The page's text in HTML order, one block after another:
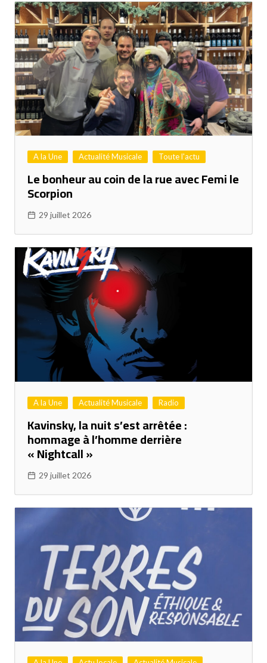
A la Une Actualité Musicale Toute l'actu
Le bonheur au coin de la rue avec Femi le
Scorpion
29 juillet 2026
A la Une Actualité Musicale Radio
Kavinsky, la nuit s’est arrêtée :
hommage à l’homme derrière
« Nightcall »
29 juillet 2026